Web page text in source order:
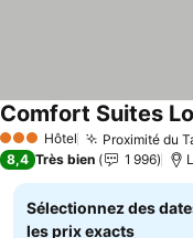
3 ÉtoilesHôtel Proximité du
Comfort Suites
8,4 Très bien 1 996
Sélectionnez des
les prix exacts